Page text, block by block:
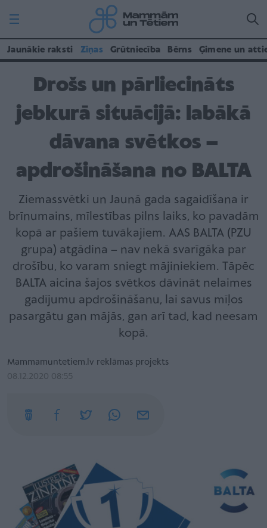
Jaunākie raksti Ziņas Grūtniecība Bērns Ģimene un
Drošs un pārliecināts
jebkurā situācijā: labākā
dāvana svētkos –
apdrošināšana no BALTA
Ziemassvētki un Jaunā gada sagaidīšana ir
brīnumains, mīlestības pilns laiks, ko pavadām
kopā ar pašiem tuvākajiem. AAS BALTA (PZU
grupa) atgādina – nav nekā svarīgāka par
drošību, ko varam sniegt mājiniekiem. Tāpēc
BALTA aicina šajos svētkos dāvināt nelaimes
gadījumu apdrošināšanu, lai savus mīļos
pasargātu gan mājās, gan arī tad, kad neesam
kopā.
Mammamuntetiem.lv reklāmas projekts
08.12.2020 08:55